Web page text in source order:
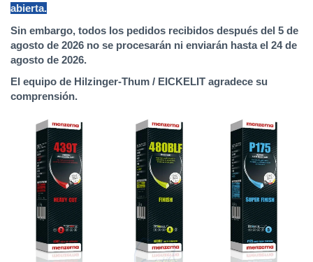
abierta.
Sin embargo, todos los pedidos recibidos después del 5 de
agosto de 2026 no se procesarán ni enviarán hasta el 24 de
agosto de 2026.
El equipo de Hilzinger-Thum / EICKELIT agradece su
comprensión.
Saltar
galería
imágenes